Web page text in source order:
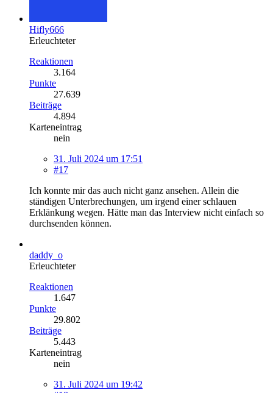
Hifly666
Erleuchteter
Reaktionen
3.164
Punkte
27.639
Beiträge
4.894
Karteneintrag
nein
31. Juli 2024 um 17:51
#17
Ich konnte mir das auch nicht ganz ansehen. Allein die
ständigen Unterbrechungen, um irgend einer schlauen
Erklänkung wegen. Hätte man das Interview nicht einfach so
durchsenden können.
daddy_o
Erleuchteter
Reaktionen
1.647
Punkte
29.802
Beiträge
5.443
Karteneintrag
nein
31. Juli 2024 um 19:42